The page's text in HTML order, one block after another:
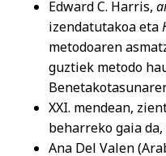
Edward C. Harris,
izendatutakoa eta
metodoaren
guztiek metodo
XXI. mendean,
beharreko gaia
Ana Del Valen